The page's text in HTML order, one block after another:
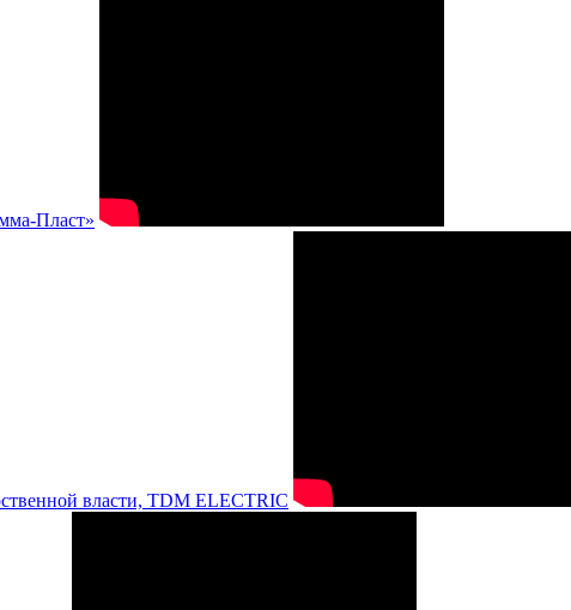
Пласт»
власти, TDM ELECTRIC